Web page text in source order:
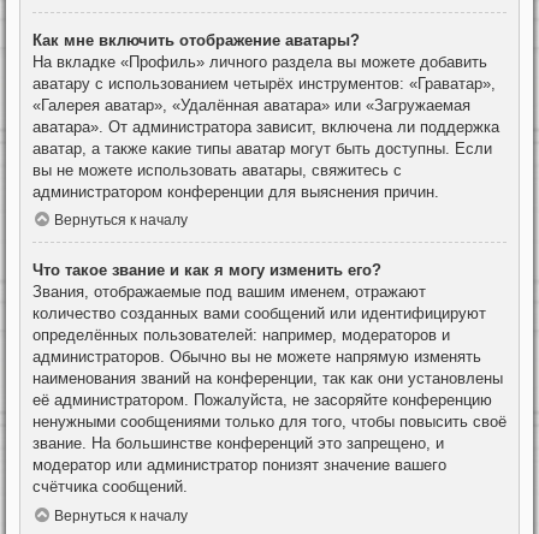
Как мне включить отображение аватары?
На вкладке «Профиль» личного раздела вы можете добавить
аватару с использованием четырёх инструментов: «Граватар»,
«Галерея аватар», «Удалённая аватара» или «Загружаемая
аватара». От администратора зависит, включена ли поддержка
аватар, а также какие типы аватар могут быть доступны. Если
вы не можете использовать аватары, свяжитесь с
администратором конференции для выяснения причин.
Вернуться к началу
Что такое звание и как я могу изменить его?
Звания, отображаемые под вашим именем, отражают
количество созданных вами сообщений или идентифицируют
определённых пользователей: например, модераторов и
администраторов. Обычно вы не можете напрямую изменять
наименования званий на конференции, так как они установлены
её администратором. Пожалуйста, не засоряйте конференцию
ненужными сообщениями только для того, чтобы повысить своё
звание. На большинстве конференций это запрещено, и
модератор или администратор понизят значение вашего
счётчика сообщений.
Вернуться к началу